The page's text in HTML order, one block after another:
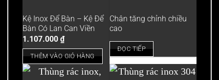
Kệ Inox Để Bàn – Kệ Để
Bàn Có Lan Can Viền
1.107.000 ₫
THÊM VÀO GIỎ HÀNG
Chân tăng chỉnh chiều
cao
ĐỌC TIẾP